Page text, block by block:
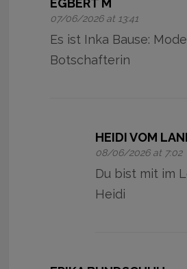
EGBERT M
07/06/2026 at 13:41
Es ist Inka Bause:
Botschafterin
HEIDI VOM
08/06/2026 at 7:02
Du bist mit im
Heidi